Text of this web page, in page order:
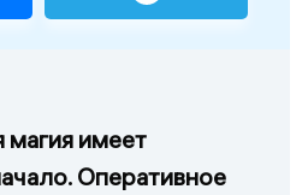
магия имеет
Оперативное